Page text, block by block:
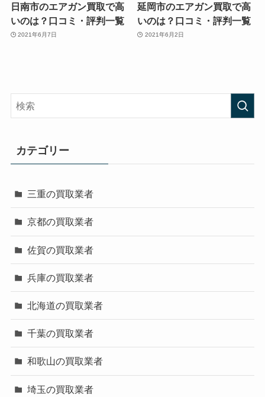
日南市のエアガン買取で高
いのは？口コミ・評判一覧
2021年6月7日
延岡市のエアガン買取で高
いのは？口コミ・評判一覧
2021年6月2日
カテゴリー
三重の買取業者
京都の買取業者
佐賀の買取業者
兵庫の買取業者
北海道の買取業者
千葉の買取業者
和歌山の買取業者
埼玉の買取業者